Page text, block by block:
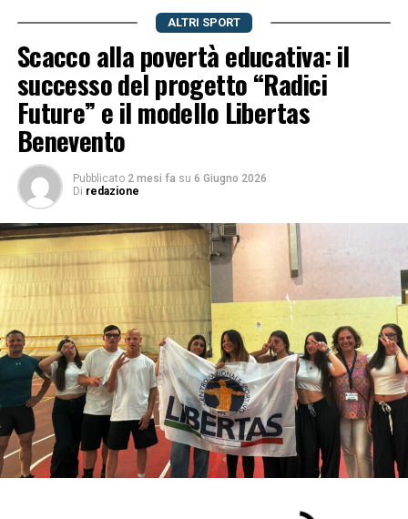
ALTRI SPORT
Scacco alla povertà educativa: il
successo del progetto “Radici
Future” e il modello Libertas
Benevento
Pubblicato 2 mesi fa su 6 Giugno 2026
Di redazione